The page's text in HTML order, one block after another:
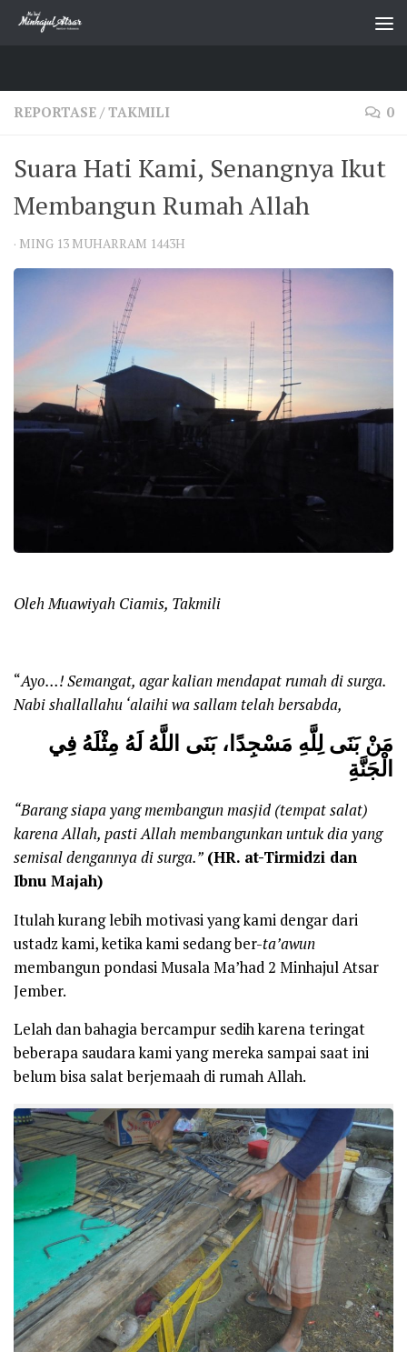
Skip to content
REPORTASE / TAKMILI 0
Suara Hati Kami, Senangnya Ikut
Membangun Rumah Allah
· MING 13 MUHARRAM 1443H
Oleh Muawiyah Ciamis, Takmili
“Ayo…! Semangat, agar kalian mendapat rumah di surga.
Nabi shallallahu ‘alaihi wa sallam telah bersabda,
مَنْ بَنَى لِلَّهِ مَسْجِدًا، بَنَى اللَّهُ لَهُ مِثْلَهُ فِي
الْجَنَّةِ
“Barang siapa yang membangun masjid (tempat salat)
karena Allah, pasti Allah membangunkan untuk dia yang
semisal dengannya di surga.” (HR. at-Tirmidzi dan
Ibnu Majah)
Itulah kurang lebih motivasi yang kami dengar dari
ustadz kami, ketika kami sedang ber-ta’awun
membangun pondasi Musala Ma’had 2 Minhajul Atsar
Jember.
Lelah dan bahagia bercampur sedih karena teringat
beberapa saudara kami yang mereka sampai saat ini
belum bisa salat berjemaah di rumah Allah.